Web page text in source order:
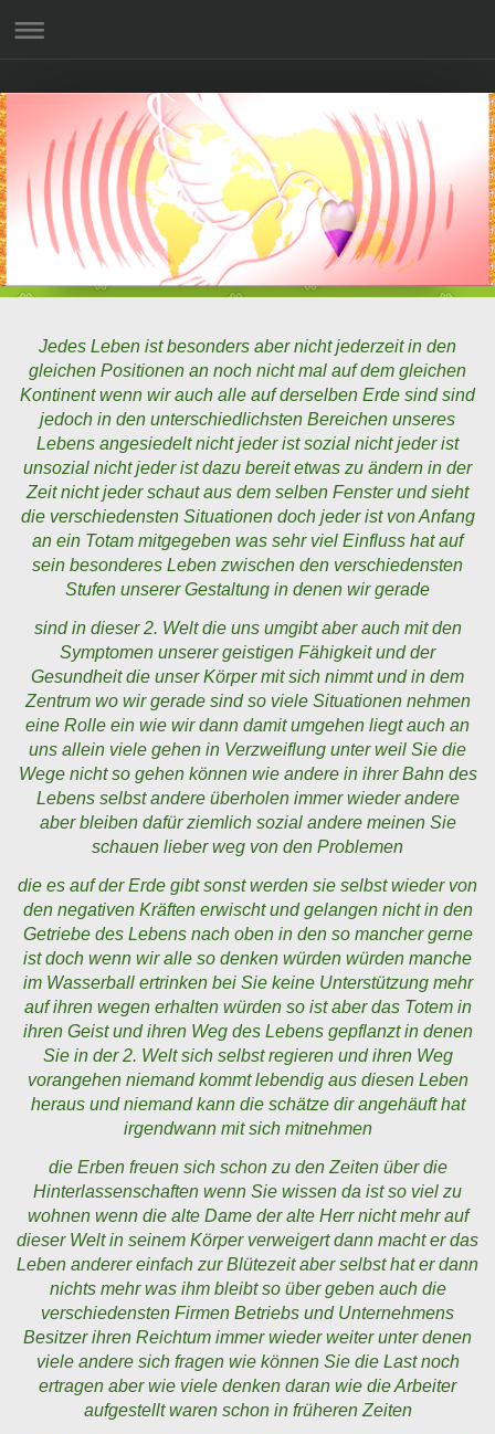
Jedes Leben ist besonders aber nicht jederzeit in den
gleichen Positionen an noch nicht mal auf dem gleichen
Kontinent wenn wir auch alle auf derselben Erde sind sind
jedoch in den unterschiedlichsten Bereichen unseres
Lebens angesiedelt nicht jeder ist sozial nicht jeder ist
unsozial nicht jeder ist dazu bereit etwas zu ändern in der
Zeit nicht jeder schaut aus dem selben Fenster und sieht
die verschiedensten Situationen doch jeder ist von Anfang
an ein Totam mitgegeben was sehr viel Einfluss hat auf
sein besonderes Leben zwischen den verschiedensten
Stufen unserer Gestaltung in denen wir gerade
sind in dieser 2. Welt die uns umgibt aber auch mit den
Symptomen unserer geistigen Fähigkeit und der
Gesundheit die unser Körper mit sich nimmt und in dem
Zentrum wo wir gerade sind so viele Situationen nehmen
eine Rolle ein wie wir dann damit umgehen liegt auch an
uns allein viele gehen in Verzweiflung unter weil Sie die
Wege nicht so gehen können wie andere in ihrer Bahn des
Lebens selbst andere überholen immer wieder andere
aber bleiben dafür ziemlich sozial andere meinen Sie
schauen lieber weg von den Problemen
die es auf der Erde gibt sonst werden sie selbst wieder von
den negativen Kräften erwischt und gelangen nicht in den
Getriebe des Lebens nach oben in den so mancher gerne
ist doch wenn wir alle so denken würden würden manche
im Wasserball ertrinken bei Sie keine Unterstützung mehr
auf ihren wegen erhalten würden so ist aber das Totem in
ihren Geist und ihren Weg des Lebens gepflanzt in denen
Sie in der 2. Welt sich selbst regieren und ihren Weg
vorangehen niemand kommt lebendig aus diesen Leben
heraus und niemand kann die schätze dir angehäuft hat
irgendwann mit sich mitnehmen
die Erben freuen sich schon zu den Zeiten über die
Hinterlassenschaften wenn Sie wissen da ist so viel zu
wohnen wenn die alte Dame der alte Herr nicht mehr auf
dieser Welt in seinem Körper verweigert dann macht er das
Leben anderer einfach zur Blütezeit aber selbst hat er dann
nichts mehr was ihm bleibt so über geben auch die
verschiedensten Firmen Betriebs und Unternehmens
Besitzer ihren Reichtum immer wieder weiter unter denen
viele andere sich fragen wie können Sie die Last noch
ertragen aber wie viele denken daran wie die Arbeiter
aufgestellt waren schon in früheren Zeiten